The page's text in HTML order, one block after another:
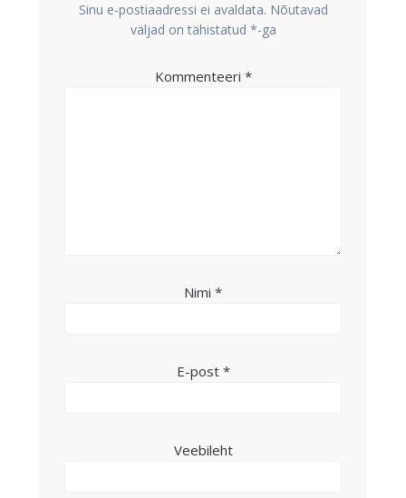
Sinu e-postiaadressi ei avaldata. Nõutavad
väljad on tähistatud *-ga
Kommenteeri *
Nimi *
E-post *
Veebileht